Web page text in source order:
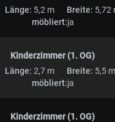
Länge: 5,2 m Breite: 5,72
möbliert:ja
Kinderzimmer (1. OG)
Länge: 2,7 m Breite: 5,5 m
möbliert:ja
Kinderzimmer (1. OG)